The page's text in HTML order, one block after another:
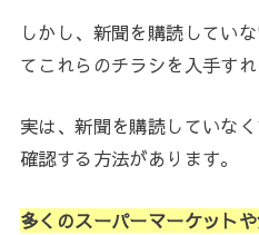
しかし、新聞を購読してい
てこれらのチラシを入手す
実は、新聞を購読していな
確認する方法があります。
多くのスーパーマーケット